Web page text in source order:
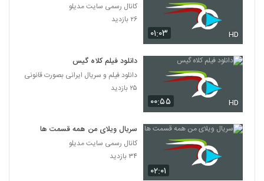
۰۱:۰۳ HD
کانال رسمی سایت مدیلو
۲۶ بازدید
۰۰:۵۵ HD
دانلود فیلم کلاه گیس
دانلود فیلم و سریال ایرانی بصورت قانونی
۲۵ بازدید
۰۲:۰۱
سریال ویلای من همه قسمت ها
کانال رسمی سایت مدیلو
۳۴ بازدید